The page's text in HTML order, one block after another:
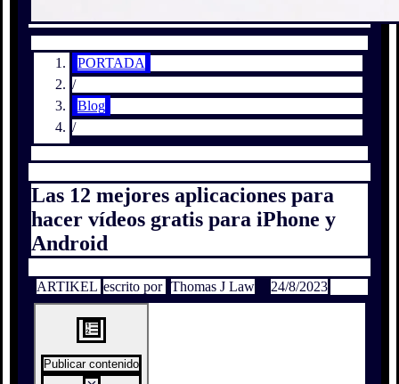
PORTADA
/
Blog
/
Las 12 mejores aplicaciones para
hacer vídeos gratis para iPhone y
Android
ARTIKEL escrito por Thomas J Law 24/8/2023
Publicar contenido